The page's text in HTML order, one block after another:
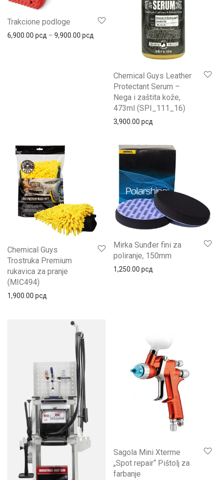
Trakcione podloge
6,900.00 рсд – 9,900.00 рсд
Chemical Guys Leather
Protectant Serum –
Nega i zaštita kože,
473ml (SPI_111_16)
3,900.00 рсд
Chemical Guys
Trostruka Premium
rukavica za pranje
(MIC494)
1,900.00 рсд
Mirka Sunđer fini za
poliranje, 150mm
1,250.00 рсд
Sagola Mini Xterme
„Spot repair“ Pištolj za
farbanje